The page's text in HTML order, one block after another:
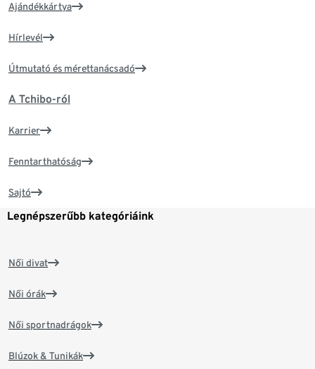
Ajándékkártya
Hírlevél
Útmutató és mérettanácsadó
A Tchibo-ról
Karrier
Fenntarthatóság
Sajtó
Legnépszerűbb kategóriáink
Női divat
Női órák
Női sportnadrágok
Blúzok & Tunikák